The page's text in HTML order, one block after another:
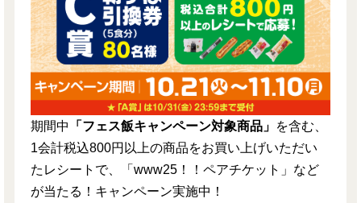
期間中 「フェス飯キャンペーン対象商品」 を含む、
1会計税込800円以上の商品をお買い上げいただい
たレシートで、「www25！！ペアチケット」など
が当たる！キャンペーン実施中！